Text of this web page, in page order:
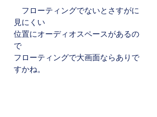
フローティングでないとさすがに
見にくい
位置にオーディオスペースがあるの
で
フローティングで大画面ならありで
すかね。